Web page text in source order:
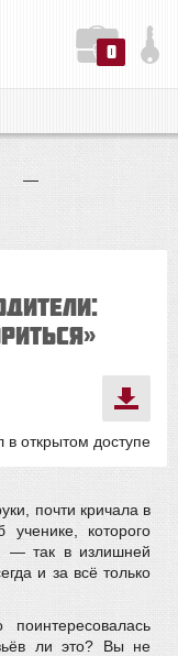
0
—
в открытом доступе
почти кричала в
ученике, которого
— так в излишней
и за всё только
ли это? Вы не